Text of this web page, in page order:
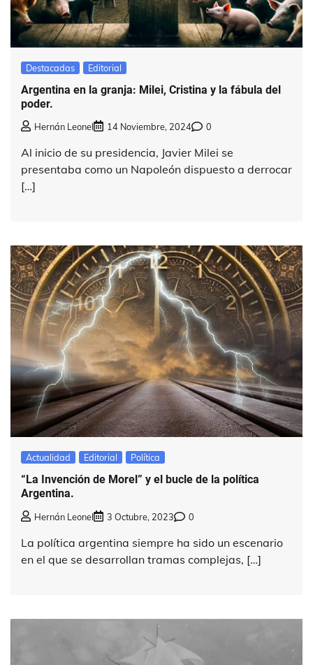
Destacadas Editorial
Argentina en la granja: Milei, Cristina y la fábula del
poder.
Hernán Leonel 14 Noviembre, 2024 0
Al inicio de su presidencia, Javier Milei se
presentaba como un Napoleón dispuesto a derrocar
[…]
Actualidad Editorial Política
“La Invención de Morel” y el bucle de la política
Argentina.
Hernán Leonel 3 Octubre, 2023 0
La política argentina siempre ha sido un escenario
en el que se desarrollan tramas complejas, […]